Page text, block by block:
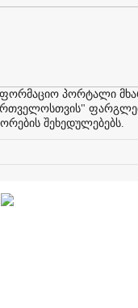
პორტალი
შეხედულებებს.